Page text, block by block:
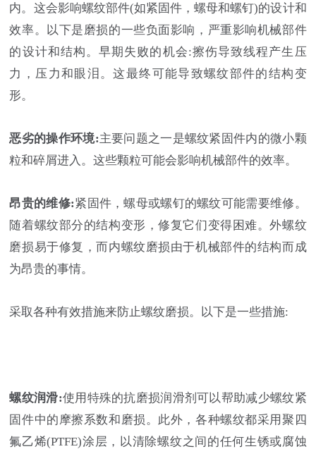
内。这会影响螺纹部件(如紧固件，螺母和螺钉)的设计和
效率。以下是磨损的一些负面影响，严重影响机械部件
的设计和结构。早期失败的机会:擦伤导致线程产生压
力，压力和眼泪。这最终可能导致螺纹部件的结构变
形。
恶劣的操作环境:主要问题之一是螺纹紧固件内的微小颗
粒和碎屑进入。这些颗粒可能会影响机械部件的效率。
昂贵的维修:紧固件，螺母或螺钉的螺纹可能需要维修。
随着螺纹部分的结构变形，修复它们变得困难。外螺纹
磨损易于修复，而内螺纹磨损由于机械部件的结构而成
为昂贵的事情。
采取各种有效措施来防止螺纹磨损。以下是一些措施:
螺纹润滑:使用特殊的抗磨损润滑剂可以帮助减少螺纹紧
固件中的摩擦系数和磨损。此外，各种螺纹都采用聚四
氟乙烯(PTFE)涂层，以清除螺纹之间的任何生锈或腐蚀